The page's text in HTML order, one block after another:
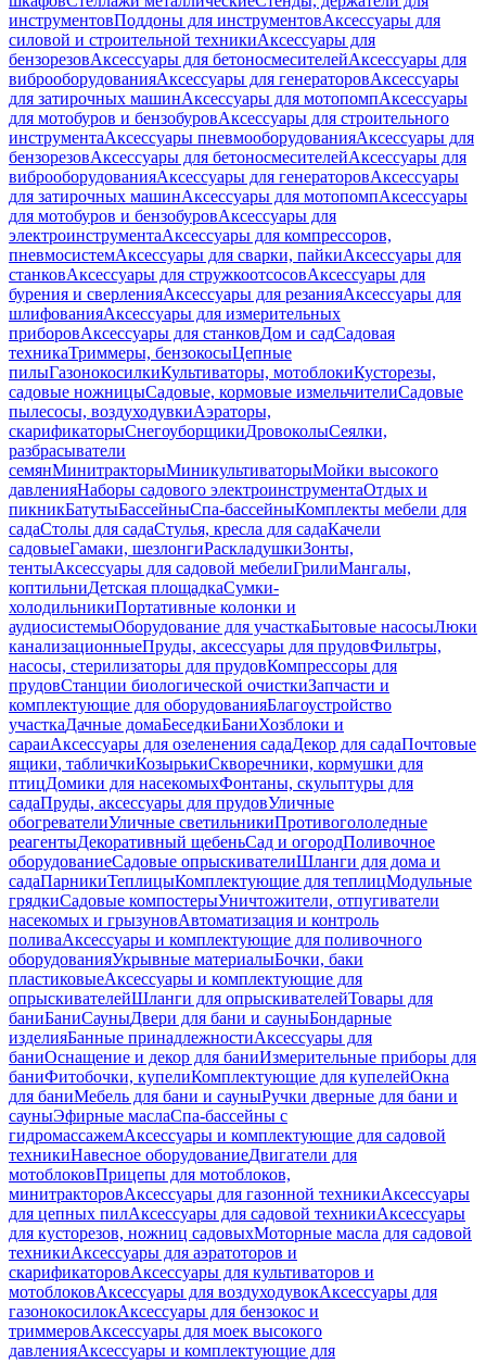
инструментовПоддоны для инструментовАксессуары для
силовой и строительной техникиАксессуары для
бензорезовАксессуары для бетоносмесителейАксессуары для
виброоборудованияАксессуары для генераторовАксессуары
для затирочных машинАксессуары для мотопомпАксессуары
для мотобуров и бензобуровАксессуары для строительного
инструментаАксессуары пневмооборудованияАксессуары для
бензорезовАксессуары для бетоносмесителейАксессуары для
виброоборудованияАксессуары для генераторовАксессуары
для затирочных машинАксессуары для мотопомпАксессуары
для мотобуров и бензобуровАксессуары для
электроинструментаАксессуары для компрессоров,
пневмосистемАксессуары для сварки, пайкиАксессуары для
станковАксессуары для стружкоотсосовАксессуары для
бурения и сверленияАксессуары для резанияАксессуары для
шлифованияАксессуары для измерительных
приборовАксессуары для станковДом и садСадовая
техникаТриммеры, бензокосыЦепные
пилыГазонокосилкиКультиваторы, мотоблокиКусторезы,
садовые ножницыСадовые, кормовые измельчителиСадовые
пылесосы, воздуходувкиАэраторы,
скарификаторыСнегоуборщикиДровоколыСеялки,
разбрасыватели
семянМинитракторыМиникультиваторыМойки высокого
давленияНаборы садового электроинструментаОтдых и
пикникБатутыБассейныСпа-бассейныКомплекты мебели для
садаСтолы для садаСтулья, кресла для садаКачели
садовыеГамаки, шезлонгиРаскладушкиЗонты,
тентыАксессуары для садовой мебелиГрилиМангалы,
коптильниДетская площадкаСумки-
холодильникиПортативные колонки и
аудиосистемыОборудование для участкаБытовые насосыЛюки
канализационныеПруды, аксессуары для прудовФильтры,
насосы, стерилизаторы для прудовКомпрессоры для
прудовСтанции биологической очисткиЗапчасти и
комплектующие для оборудованияБлагоустройство
участкаДачные домаБеседкиБаниХозблоки и
сараиАксессуары для озеленения садаДекор для садаПочтовые
ящики, табличкиКозырькиСкворечники, кормушки для
птицДомики для насекомыхФонтаны, скульптуры для
садаПруды, аксессуары для прудовУличные
обогревателиУличные светильникиПротивогололедные
реагентыДекоративный щебеньСад и огородПоливочное
оборудованиеСадовые опрыскивателиШланги для дома и
садаПарникиТеплицыКомплектующие для теплицМодульные
грядкиСадовые компостерыУничтожители, отпугиватели
насекомых и грызуновАвтоматизация и контроль
поливаАксессуары и комплектующие для поливочного
оборудованияУкрывные материалыБочки, баки
пластиковыеАксессуары и комплектующие для
опрыскивателейШланги для опрыскивателейТовары для
баниБаниСауныДвери для бани и сауныБондарные
изделияБанные принадлежностиАксессуары для
баниОснащение и декор для баниИзмерительные приборы для
баниФитобочки, купелиКомплектующие для купелейОкна
для баниМебель для бани и сауныРучки дверные для бани и
сауныЭфирные маслаСпа-бассейны с
гидромассажемАксессуары и комплектующие для садовой
техникиНавесное оборудованиеДвигатели для
мотоблоковПрицепы для мотоблоков,
минитракторовАксессуары для газонной техникиАксессуары
для цепных пилАксессуары для садовой техникиАксессуары
для кусторезов, ножниц садовыхМоторные масла для садовой
техникиАксессуары для аэратоторов и
скарификаторовАксессуары для культиваторов и
мотоблоковАксессуары для воздуходувокАксессуары для
газонокосилокАксессуары для бензокос и
триммеровАксессуары для моек высокого
давленияАксессуары и комплектующие для